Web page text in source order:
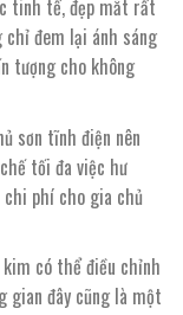
tinh tế, đẹp mắt rất
đem lại ánh sáng
tượng cho không
sơn tĩnh điện nên
tối đa việc hư
phí cho gia chủ
có thể điều chỉnh
gian đây cũng là một